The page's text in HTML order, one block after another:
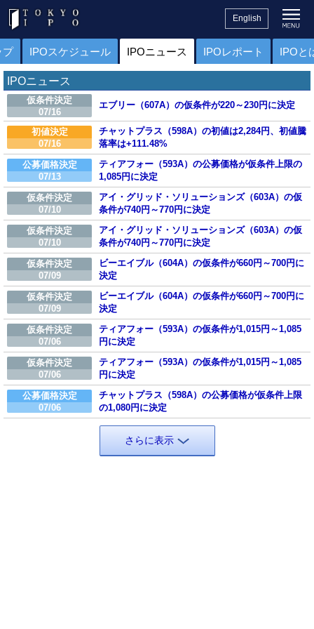
English
プ IPOスケジュール IPOニュース IPOレポート IPOと
IPOニュース
仮条件決定
07/16
エブリー（607A）の仮条件が220～230円に決定
初値決定
07/16
チャットプラス（598A）の初値は2,284円、初値騰
落率は+111.48%
公募価格決定
07/13
ティアフォー（593A）の公募価格が仮条件上限の
1,085円に決定
仮条件決定
07/10
アイ・グリッド・ソリューションズ（603A）の仮
条件が740円～770円に決定
仮条件決定
07/10
アイ・グリッド・ソリューションズ（603A）の仮
条件が740円～770円に決定
仮条件決定
07/09
ビーエイブル（604A）の仮条件が660円～700円に
決定
仮条件決定
07/09
ビーエイブル（604A）の仮条件が660円～700円に
決定
仮条件決定
07/06
ティアフォー（593A）の仮条件が1,015円～1,085
円に決定
仮条件決定
07/06
ティアフォー（593A）の仮条件が1,015円～1,085
円に決定
公募価格決定
07/06
チャットプラス（598A）の公募価格が仮条件上限
の1,080円に決定
さらに表示